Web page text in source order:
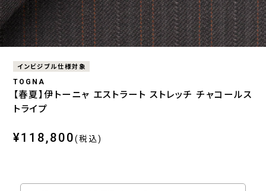
インビジブル仕様対象
TOGNA
【春夏】伊トーニャ エストラート ストレッチ チャコールス
トライプ
¥118,800(税込)